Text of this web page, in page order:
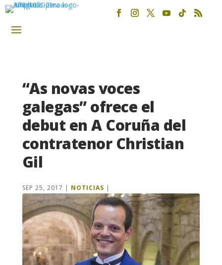
“As novas voces
galegas” ofrece el
debut en A Coruña del
contratenor Christian
Gil
SEP 25, 2017 | NOTICIAS |